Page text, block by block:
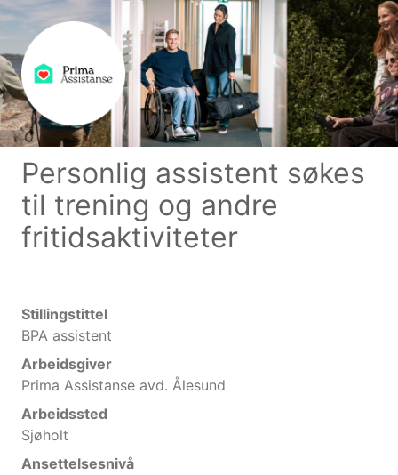
Personlig assistent søkes
til trening og andre
fritidsaktiviteter
Stillingstittel
BPA assistent
Arbeidsgiver
Prima Assistanse avd. Ålesund
Arbeidssted
Sjøholt
Ansettelsesnivå